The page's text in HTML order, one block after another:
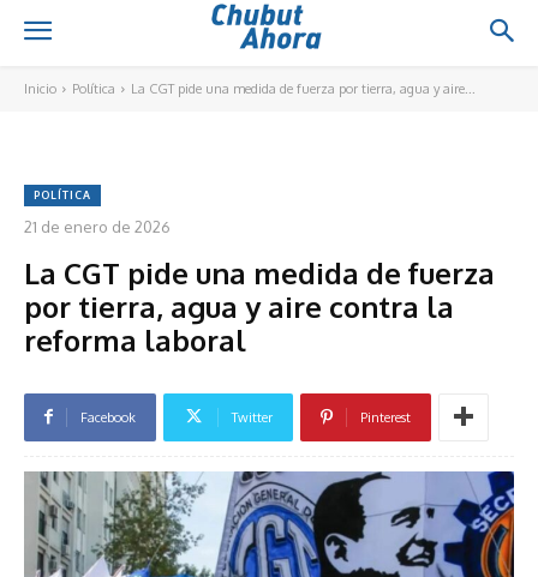
Inicio Política La CGT pide una medida de fuerza por tierra, agua y aire...
POLÍTICA
21 de enero de 2026
La CGT pide una medida de fuerza
por tierra, agua y aire contra la
reforma laboral
Facebook Twitter Pinterest